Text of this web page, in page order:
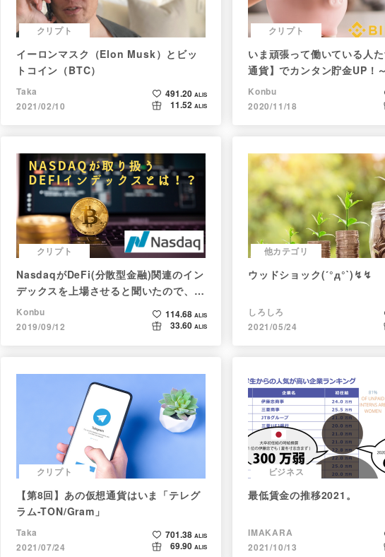
クリプト
イーロンマスク（Elon Musk）とビッ
トコイン（BTC）
Taka
2021/02/10
491.20 ALIS
11.52 ALIS
クリプト
いま頑張って働いている人
通貨】でカンタン貯金UP！
スの使い方初心者編～
Konbu
2020/11/18
クリプト
NasdaqがDeFi(分散型金融)関連のイン
デックスを上場させると聞いたので、構
成銘柄を調べてみた
Konbu
2019/09/12
114.68 ALIS
33.60 ALIS
他カテゴリ
ウッドショック(´°д°`)↯↯
しろしろ
2021/05/24
クリプト
【第8回】あの仮想通貨はいま「テレグ
ラム-TON/Gram」
Taka
2021/07/24
701.38 ALIS
69.90 ALIS
ビジネス
最低賃金の推移2021。
IMAKARA
2021/10/13